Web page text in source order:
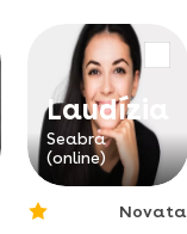
Laudízia
Seabra
(online)
Novata